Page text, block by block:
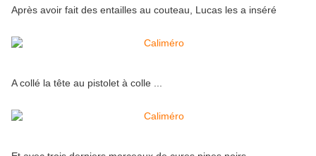
Après avoir fait des entailles au couteau, Lucas les a inséré
A collé la tête au pistolet à colle ...